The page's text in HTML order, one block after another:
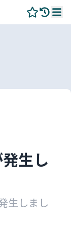
生し
生しまし